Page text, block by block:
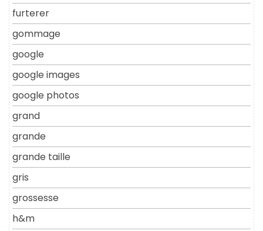
furterer
gommage
google
google images
google photos
grand
grande
grande taille
gris
grossesse
h&m